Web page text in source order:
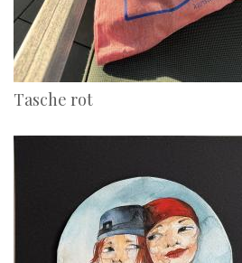
Tasche rot